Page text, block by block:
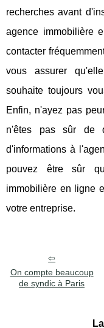
recherches avant
agence immobilière
contacter
vous assurer
souhaite toujours
Enfin, n'ayez pas
n'êtes pas sûr de
d'informations à
pouvez être sûr
immobilière en ligne
votre entreprise.
On compte beaucoup
de syndic à Paris